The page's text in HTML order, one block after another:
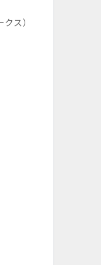
ス）